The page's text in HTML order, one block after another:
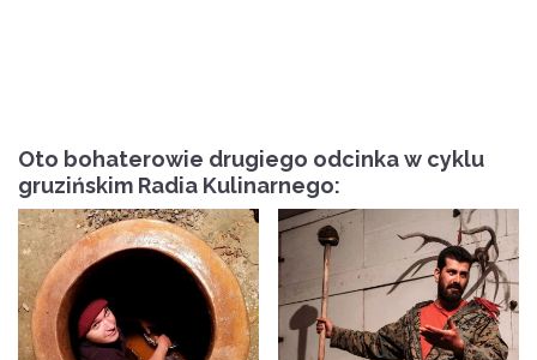
Oto bohaterowie drugiego odcinka w cyklu
gruzińskim Radia Kulinarnego: